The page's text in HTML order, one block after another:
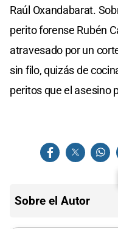
Raúl Oxandabarat.
perito forense Rubén
atravesado por un
sin filo, quizás de
peritos que el asesino
Sobre el Autor